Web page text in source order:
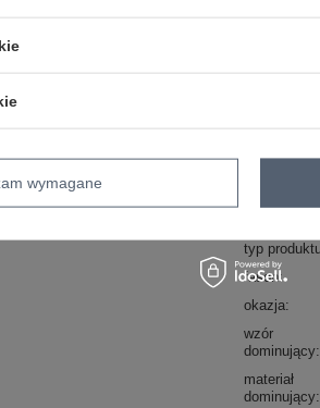
typ
fason
okazja
wzór
dominujący
materiał
dominujący
wymagane